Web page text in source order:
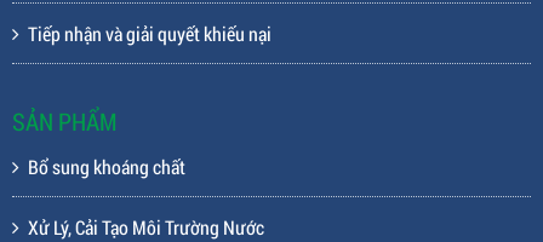
Tiếp nhận và giải quyết khiếu nại
SẢN PHẨM
Bổ sung khoáng chất
Xử Lý, Cải Tạo Môi Trường Nước